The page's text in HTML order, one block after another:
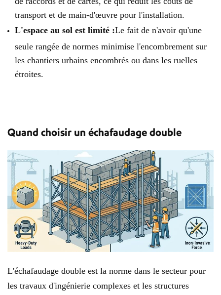
transport et de main-d'œuvre pour l'installation.
L'espace au sol est limité :Le fait de n'avoir qu'une
seule rangée de normes minimise l'encombrement sur
les chantiers urbains encombrés ou dans les ruelles
étroites.
Quand choisir un échafaudage double
L'échafaudage double est la norme dans le secteur pour
les travaux d'ingénierie complexes et les structures